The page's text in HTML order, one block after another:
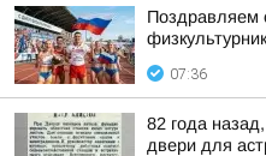
Поздравляем
07:36
82 года
двери для